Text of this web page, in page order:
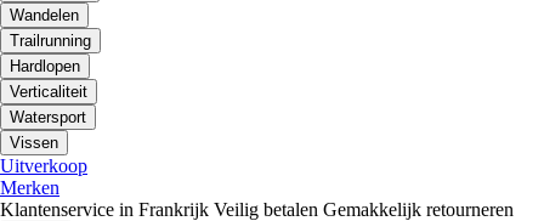
Wandelen
Trailrunning
Hardlopen
Verticaliteit
Watersport
Vissen
Uitverkoop
Merken
Klantenservice in Frankrijk Veilig betalen Gemakkelijk retourneren